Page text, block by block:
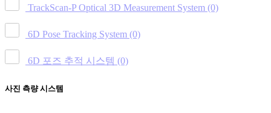
TrackScan-P Optical 3D Measurement System (0)
6D Pose Tracking System (0)
6D 포즈 추적 시스템 (0)
사진 측량 시스템